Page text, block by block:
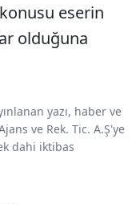
eserin
olduğuna
yazı, haber ve
ve Rek. Tic. A.Ş'ye
dahi iktibas